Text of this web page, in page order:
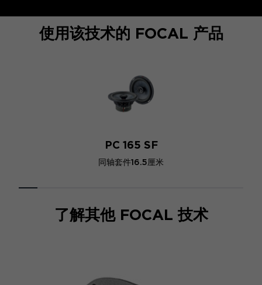
使用该技术的 FOCAL 产品
PC 165 SF
同轴套件16.5厘米
了解其他 FOCAL 技术